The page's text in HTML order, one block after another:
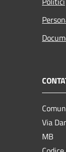
Via
MB